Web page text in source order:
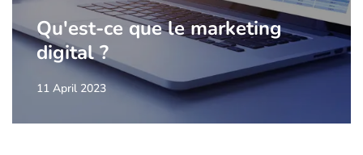
Qu'est-ce que le marketing
digital ?
11 April 2023